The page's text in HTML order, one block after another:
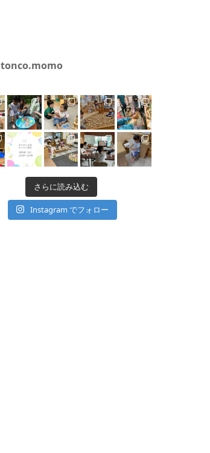
tonco.momo
さらに読み込む
Instagram でフォロー